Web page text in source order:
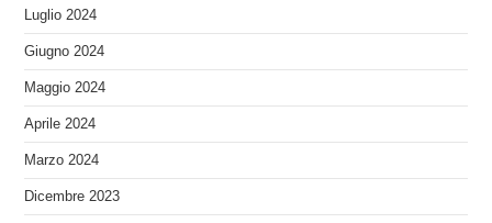
Luglio 2024
Giugno 2024
Maggio 2024
Aprile 2024
Marzo 2024
Dicembre 2023